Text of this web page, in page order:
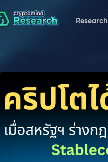
Research